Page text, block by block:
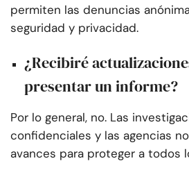
permiten las denuncias
seguridad y privacidad.
¿Recibiré
presentar un informe?
Por lo general, no. Las
confidenciales y las agencias
avances para proteger a todos